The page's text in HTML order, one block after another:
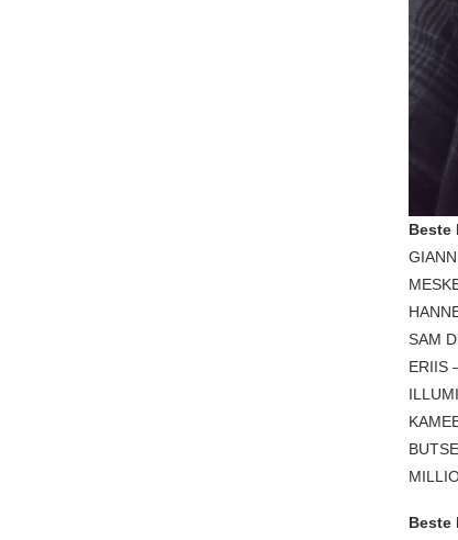
Beste
SAM
ERIIS
Beste